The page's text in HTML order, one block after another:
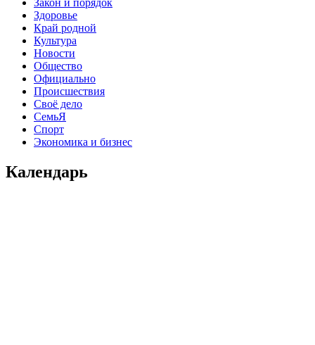
Закон и порядок
Здоровье
Край родной
Культура
Новости
Общество
Официально
Происшествия
Своё дело
СемьЯ
Спорт
Экономика и бизнес
Календарь